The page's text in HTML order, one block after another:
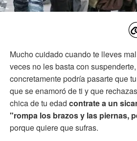
Mucho cuidado cuando te lleves
veces no les basta con
concretamente podría pasarte que
que se enamoró de ti y que
chica de tu edad contrate a un
"rompa los brazos y las piernas,
porque quiere que sufras.